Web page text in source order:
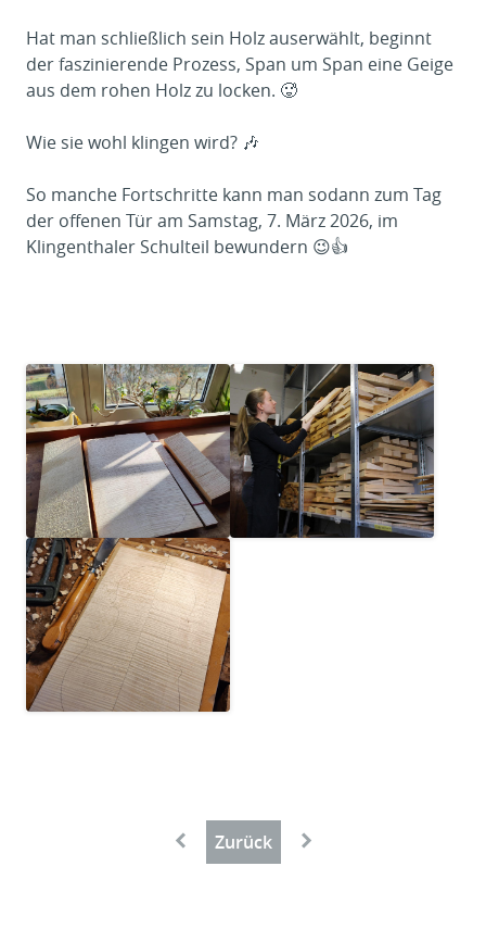
Hat man schließlich sein Holz auserwählt, beginnt
der faszinierende Prozess, Span um Span eine Geige
aus dem rohen Holz zu locken. 🥵
Wie sie wohl klingen wird? 🎶
So manche Fortschritte kann man sodann zum Tag
der offenen Tür am Samstag, 7. März 2026, im
Klingenthaler Schulteil bewundern 😉👍
← Zurück →